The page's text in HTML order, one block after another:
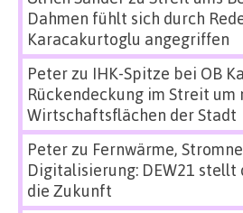
Dahmen fühlt sich durch
Karacakurtoglu angegriffen
Peterzu IHK-Spitze bei OB
Rückendeckung im Streit um
Wirtschaftsflächen der Stadt
Peterzu Fernwärme,
Digitalisierung: DEW21 stellt
die Zukunft